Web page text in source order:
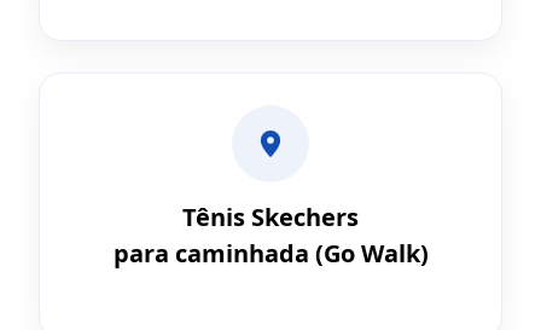
Tênis Skechers
para caminhada (Go Walk)